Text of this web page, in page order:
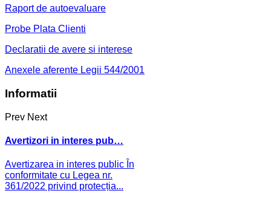
Raport de autoevaluare
Probe Plata Clienti
Declaratii de avere si interese
Anexele aferente Legii 544/2001
Informatii
Prev Next
Avertizori in interes pub…
Avertizarea in interes public În
conformitate cu Legea nr.
361/2022 privind protecția...